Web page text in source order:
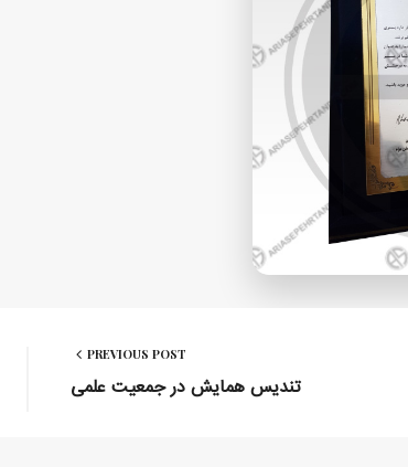
PREVIOUS POST
تندیس همایش در جمعیت علمی